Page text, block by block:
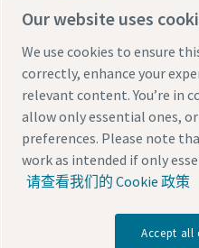
知乎
法律和隐私声明 Manage
沪ICP备15004877号-1沪公网
© 2026 阿特拉斯·科普柯（中
Our website uses
We use cookies to ensure
correctly, enhance your
relevant content. You’re in
allow only essential ones,
preferences. Please note
work as intended if only
请查看我们的 Cookie 政策
Accept all